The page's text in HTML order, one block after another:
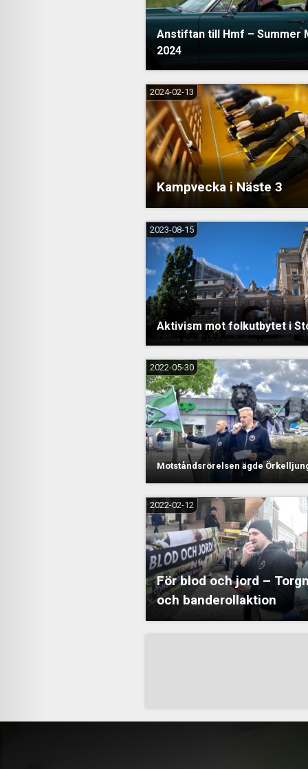
Anstiftan till Hmf – Summer
2024
Kampvecka i Näste 3
2024-02-13
Aktivism mot folkutbytet i
2023-08-15
Motståndsrörelsen ägde
2022-05-30
För blod och jord –
och banderollaktion
2022-02-12
inlägg